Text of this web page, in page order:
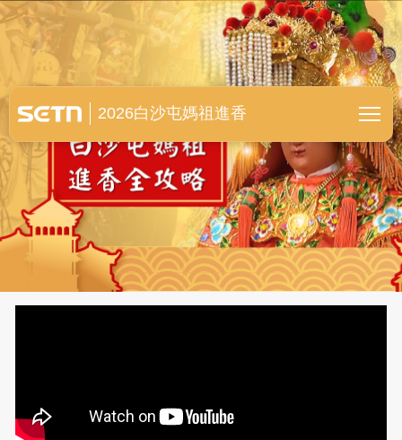
白沙屯媽祖進香全紀錄
2026白沙屯媽祖進香